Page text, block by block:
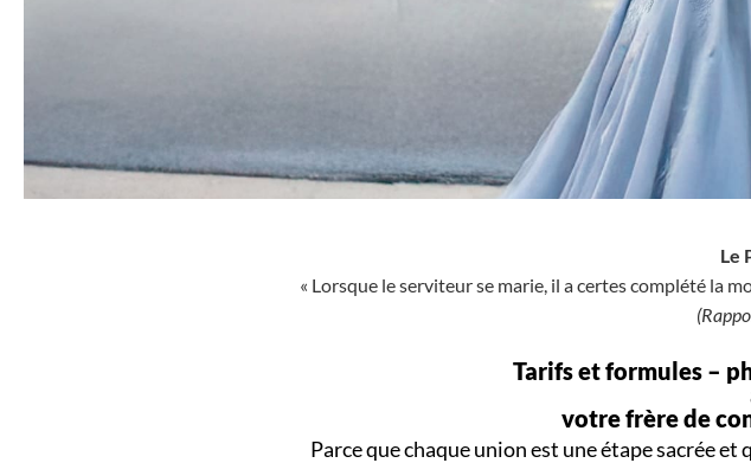
Le
« Lorsque le serviteur se marie, il a certes complété la
Tarifs et formules –
votre frère de
Parce quechaque unionest uneétape sacréeet